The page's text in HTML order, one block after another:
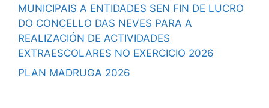
MUNICIPAIS A ENTIDADES SEN FIN DE LUCRO
DO CONCELLO DAS NEVES PARA A
REALIZACIÓN DE ACTIVIDADES
EXTRAESCOLARES NO EXERCICIO 2026
PLAN MADRUGA 2026